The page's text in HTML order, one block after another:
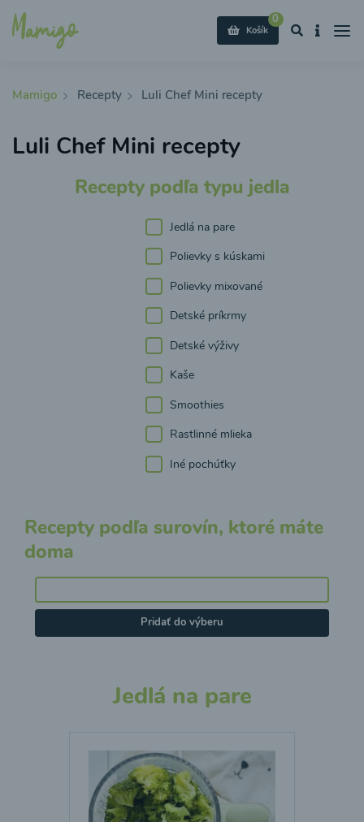
0
Košík
Mamigo Recepty Luli Chef Mini recepty
Luli Chef Mini recepty
Recepty podľa typu jedla
Jedlá na pare
Polievky s kúskami
Polievky mixované
Detské príkrmy
Detské výživy
Kaše
Smoothies
Rastlinné mlieka
Iné pochúťky
Recepty podľa surovín, ktoré máte
doma
Pridať do výberu
Jedlá na pare